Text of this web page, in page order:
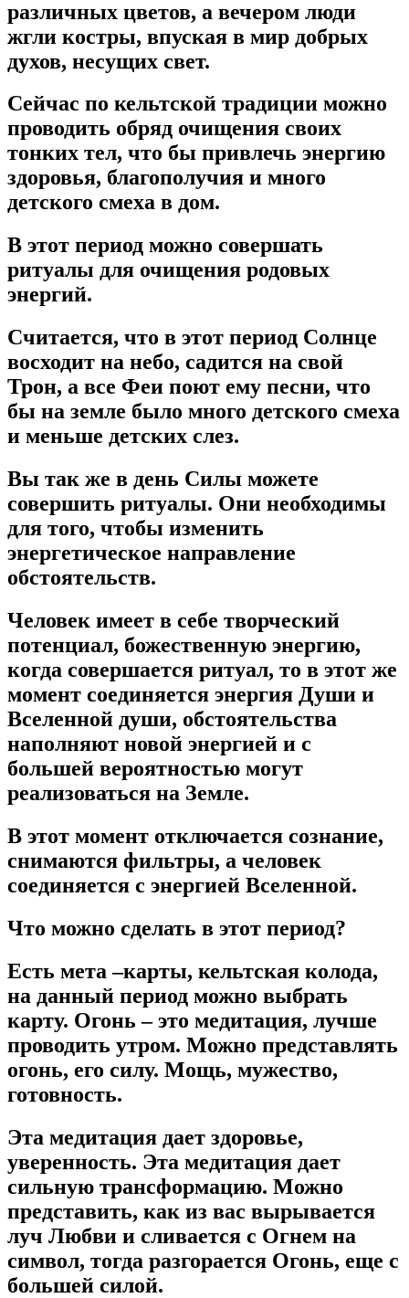
различных цветов, а вечером люди
жгли костры, впуская в мир добрых
духов, несущих свет.
Сейчас по кельтской традиции можно
проводить обряд очищения своих
тонких тел, что бы привлечь энергию
здоровья, благополучия и много
детского смеха в дом.
В этот период можно совершать
ритуалы для очищения родовых
энергий.
Считается, что в этот период Солнце
восходит на небо, садится на свой
Трон, а все Феи поют ему песни, что
бы на земле было много детского смеха
и меньше детских слез.
Вы так же в день Силы можете
совершить ритуалы. Они необходимы
для того, чтобы изменить
энергетическое направление
обстоятельств.
Человек имеет в себе творческий
потенциал, божественную энергию,
когда совершается ритуал, то в этот же
момент соединяется энергия Души и
Вселенной души, обстоятельства
наполняют новой энергией и с
большей вероятностью могут
реализоваться на Земле.
В этот момент отключается сознание,
снимаются фильтры, а человек
соединяется с энергией Вселенной.
Что можно сделать в этот период?
Есть мета –карты, кельтская колода,
на данный период можно выбрать
карту. Огонь – это медитация, лучше
проводить утром. Можно представлять
огонь, его силу. Мощь, мужество,
готовность.
Эта медитация дает здоровье,
уверенность. Эта медитация дает
сильную трансформацию. Можно
представить, как из вас вырывается
луч Любви и сливается с Огнем на
символ, тогда разгорается Огонь, еще с
большей силой.